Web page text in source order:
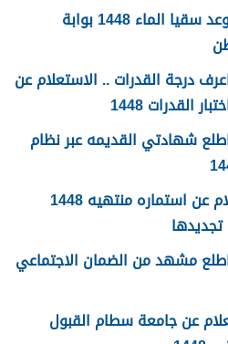
حجز موعد سقيا الماء 1448 بوابة
درجة القدرات .. الاستعلام عن
القدرات 1448
شهادتي القديمه عبر نظام
استعلام عن استماره منتهيه 1448
مشهد من الضمان الاجتماعي
عن جامعة سطام القبول